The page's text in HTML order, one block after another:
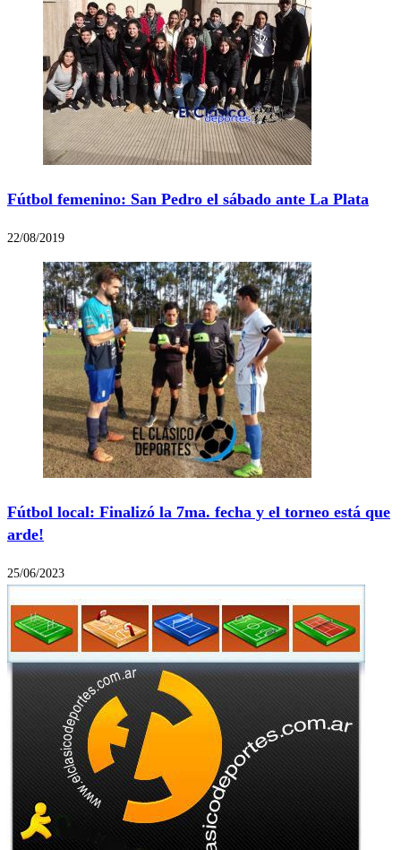
Fútbol femenino: San Pedro el sábado ante La Plata
22/08/2019
Fútbol local: Finalizó la 7ma. fecha y el torneo está que
arde!
25/06/2023